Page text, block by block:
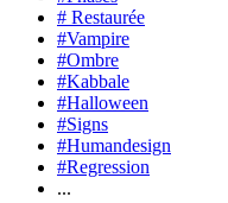
# Restaurée
#Vampire
#Ombre
#Kabbale
#Halloween
#Signs
#Humandesign
#Regression
...